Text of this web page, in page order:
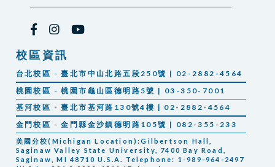
校區資訊
台北校區 - 臺北市中山北路五段250號 | 02-2882-4564
桃園校區 - 桃園市龜山區德明路5號 | 03-350-7001
基河校區 - 臺北市基河路130號4樓 | 02-2882-4564
金門校區 - 金門縣金沙鎮德明路105號 | 082-355-233
美國分校(Michigan Location):Gilbertson Hall,
Saginaw Valley State University, 7400 Bay Road,
Saginaw, MI 48710 U.S.A. Telephone: 1-989-964-2497